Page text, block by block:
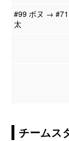
#99 ボヌ →
太
チームス